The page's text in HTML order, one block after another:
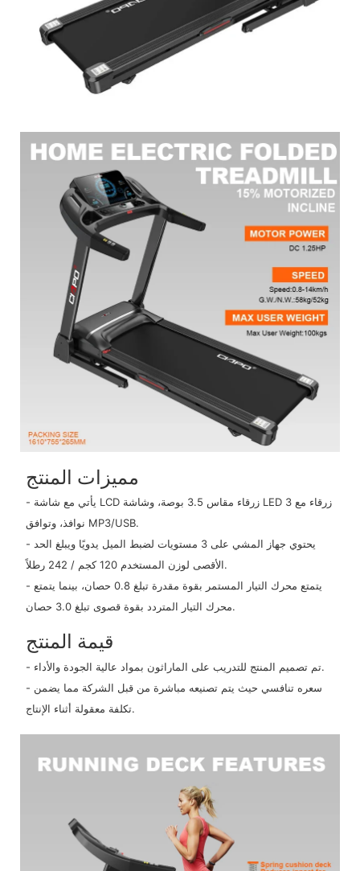
مميزات المنتج
- يأتي مع شاشة LCD زرقاء مقاس 3.5 بوصة، وشاشة LED زرقاء مع 3
نوافذ، وتوافق MP3/USB.
- يحتوي جهاز المشي على 3 مستويات لضبط الميل يدويًا ويبلغ الحد
الأقصى لوزن المستخدم 120 كجم / 242 رطلاً.
- يتمتع محرك التيار المستمر بقوة مقدرة تبلغ 0.8 حصان، بينما يتمتع
محرك التيار المتردد بقوة قصوى تبلغ 3.0 حصان.
قيمة المنتج
- تم تصميم المنتج للتدريب على الماراثون بمواد عالية الجودة والأداء.
- سعره تنافسي حيث يتم تصنيعه مباشرة من قبل الشركة مما يضمن
تكلفة معقولة أثناء الإنتاج.